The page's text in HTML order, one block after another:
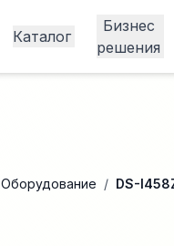
Каталог
Бизнес
решения
Оборудование / DS-